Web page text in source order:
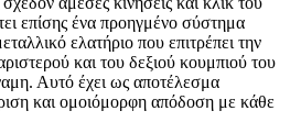
επίσης ένα προηγμένο σύστημα
ελατήριο που επιτρέπει την
και του δεξιού κουμπιού του
Αυτό έχει ως αποτέλεσμα
και ομοιόμορφη απόδοση με κάθε